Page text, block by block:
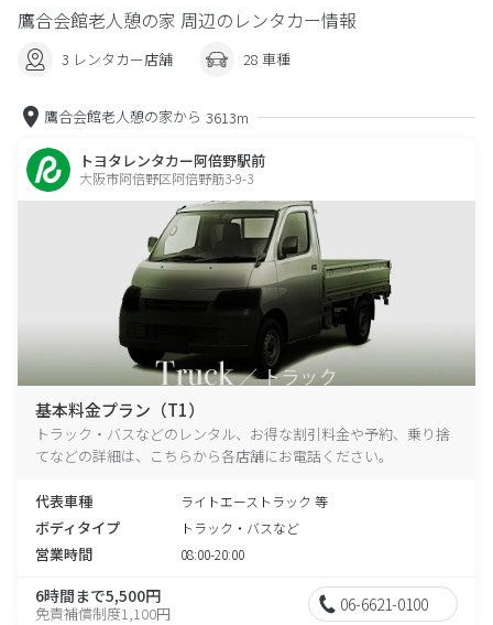
鷹合会館老人憩の家 周辺のレンタカー情報
3 レンタカー店舗 28 車種
鷹合会館老人憩の家から 3613m
トヨタレンタカー阿倍野駅前
大阪市阿倍野区阿倍野筋3-9-3
基本料金プラン（T1）
トラック・バスなどのレンタル、お得な割引料金や予約、乗り捨
てなどの詳細は、こちらから各店舗にお電話ください。
代表車種 ライトエーストラック 等
ボディタイプ トラック・バスなど
営業時間 08:00-20:00
6時間まで5,500円
免責補償制度1,100円 06-6621-0100